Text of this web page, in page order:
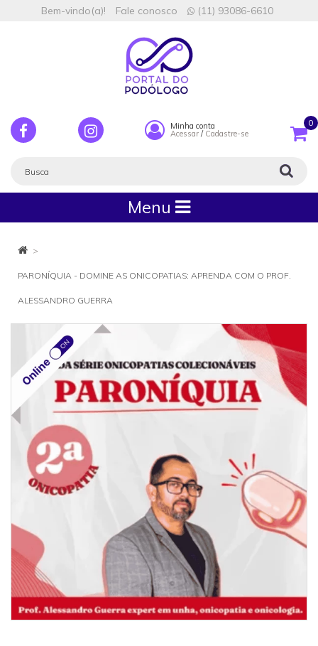
Bem-vindo(a)! Fale conosco (11) 93086-6610
Minha conta
Acessar / Cadastre-se
0
Menu
PARONÍQUIA - DOMINE AS ONICOPATIAS: APRENDA COM O PROF.
ALESSANDRO GUERRA